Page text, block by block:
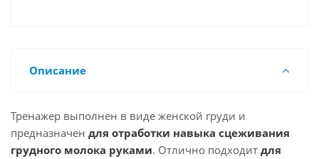
Описание
Тренажер выполнен в виде женской груди и
предназначен для отработки навыка сцеживания
грудного молока руками. Отлично подходит для